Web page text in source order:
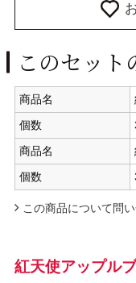
このセット
商品名
個数
商品名
個数
この商品について問
紅天使アップル